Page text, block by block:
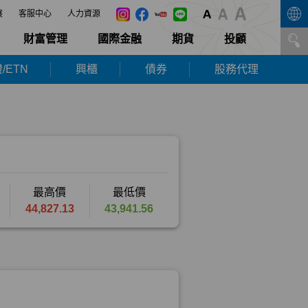
客服中心 人力資源
財富管理 國際金融 期貨 投顧
ETN 興櫃 債券 股務代理